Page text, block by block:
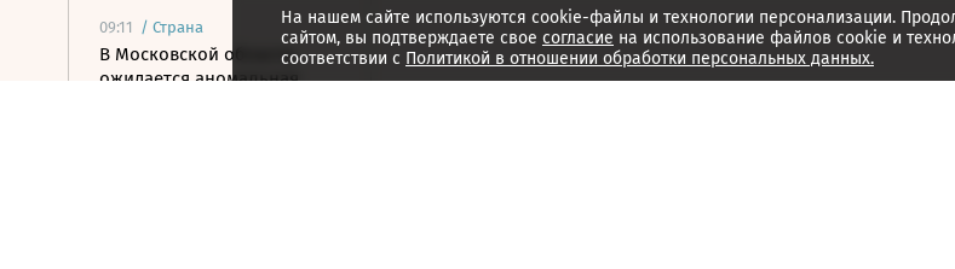
09:11 / Страна
В Московской области
ожидается аномальная
На нашем сайте используются cookie-файлы и технологии персонализации.
сайтом, вы подтверждаете свое согласие на использование файлов cookie и
соответствии с Политикой в отношении обработки персональных данных.